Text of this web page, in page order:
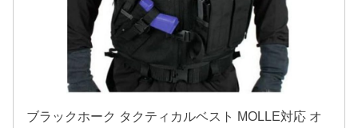
ブラックホーク タクティカルベスト MOLLE対応 オ